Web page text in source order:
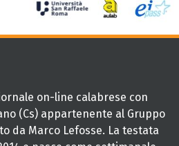
on-line calabrese con
(Cs) appartenente al Gruppo
da Marco Lefosse. La testata